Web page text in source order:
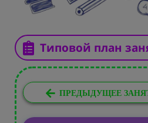
Типовой план
ПРЕДЫДУЩЕЕ